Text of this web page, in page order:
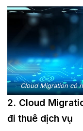
Cloud Migration có
2. Cloud
đi thuê dịch vụ